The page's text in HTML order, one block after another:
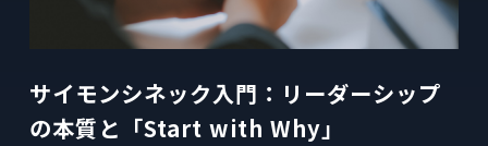
サイモンシネック入門：リーダーシップ
の本質と「Start with Why」